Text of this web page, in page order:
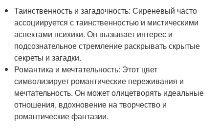
Таинственность и загадочность: Сиреневый часто
ассоциируется с таинственностью и мистическими
аспектами психики. Он вызывает интерес и
подсознательное стремление раскрывать скрытые
секреты и загадки.
Романтика и мечтательность: Этот цвет
символизирует романтические переживания и
мечтательность. Он может олицетворять идеальные
отношения, вдохновение на творчество и
романтические фантазии.